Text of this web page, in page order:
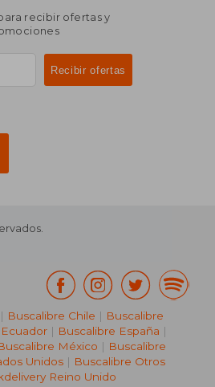
recibir ofertas y
| Buscalibre Chile | Buscalibre
| Buscalibre España |
México | Buscalibre
Unidos| Buscalibre Otros
Reino Unido